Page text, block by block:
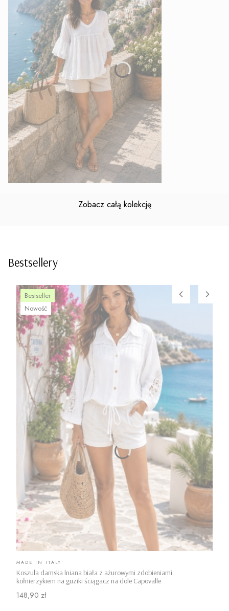
Zobacz całą kolekcję
Bestsellery
Bestseller
Nowość
Koszula damska lniana biała z ażurowymi zdobieniami
kołnierzykiem na guziki ściągacz na dole Capovalle
PRODUCENT
MADE IN ITALY
Cena
148,90 zł